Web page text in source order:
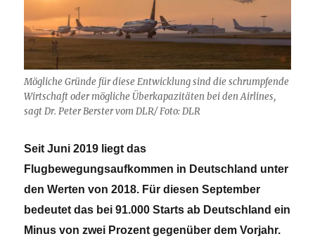
Mögliche Gründe für diese Entwicklung sind die schrumpfende
Wirtschaft oder mögliche Überkapazitäten bei den Airlines,
sagt Dr. Peter Berster vom DLR/ Foto: DLR
Seit Juni 2019 liegt das
Flugbewegungsaufkommen in Deutschland unter
den Werten von 2018. Für diesen September
bedeutet das bei 91.000 Starts ab Deutschland ein
Minus von zwei Prozent gegenüber dem Vorjahr.